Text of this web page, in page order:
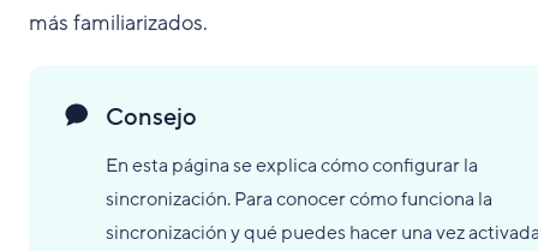
más familiarizados.
Consejo
En esta página se explica cómo configurar la
sincronización. Para conocer cómo funciona la
sincronización y qué puedes hacer una vez